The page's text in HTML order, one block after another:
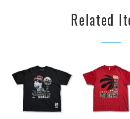
Related